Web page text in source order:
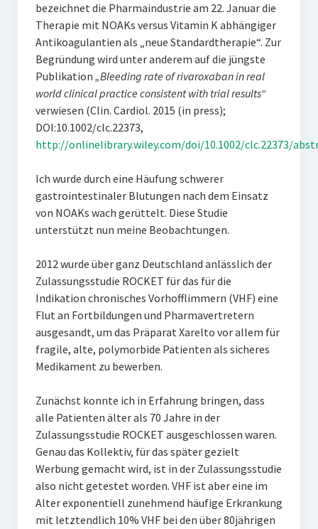
bezeichnet die Pharmaindustrie am 22. Januar die
Therapie mit NOAKs versus Vitamin K abhängiger
Antikoagulantien als „neue Standardtherapie“. Zur
Begründung wird unter anderem auf die jüngste
Publikation „Bleeding rate of rivaroxaban in real
world clinical practice consistent with trial results“
verwiesen (Clin. Cardiol. 2015 (in press);
DOI:10.1002/clc.22373,
http://onlinelibrary.wiley.com/doi/10.1002/clc.22373/
Ich wurde durch eine Häufung schwerer
gastrointestinaler Blutungen nach dem Einsatz
von NOAKs wach gerüttelt. Diese Studie
unterstützt nun meine Beobachtungen.
2012 wurde über ganz Deutschland anlässlich der
Zulassungsstudie ROCKET für das für die
Indikation chronisches Vorhofflimmern (VHF) eine
Flut an Fortbildungen und Pharmavertretern
ausgesandt, um das Präparat Xarelto vor allem für
fragile, alte, polymorbide Patienten als sicheres
Medikament zu bewerben.
Zunächst konnte ich in Erfahrung bringen, dass
alle Patienten älter als 70 Jahre in der
Zulassungsstudie ROCKET ausgeschlossen waren.
Genau das Kollektiv, für das später gezielt
Werbung gemacht wird, ist in der Zulassungsstudie
also nicht getestet worden. VHF ist aber eine im
Alter exponentiell zunehmend häufige Erkrankung
mit letztendlich 10% VHF bei den über 80jährigen